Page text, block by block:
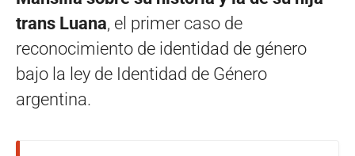
trans Luana, el primer caso de
reconocimiento de identidad de género
bajo la ley de Identidad de Género
argentina.